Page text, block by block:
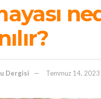
Dergisi Temmuz 14, 2023